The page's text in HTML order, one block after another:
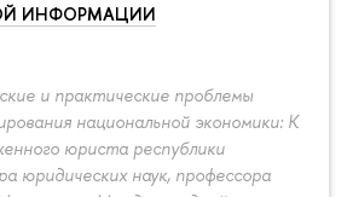
ИНФОРМАЦИИ
и практические проблемы
национальной экономики: К
юриста республики
юридических наук, профессора